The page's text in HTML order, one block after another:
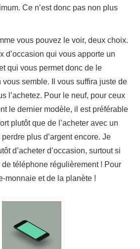
Ce n’est donc pas non plus
vous pouvez le voir, deux choix.
d’occasion qui vous apporte un
qui vous permet donc de le
vous semble. Il vous suffira juste de
l’achetez. Pour le neuf, pour ceux
le dernier modèle, il est préférable
plutôt que de l’acheter avec un
plus d’argent encore. Je
d’acheter d’occasion, surtout si
téléphone régulièrement ! Pour
monnaie et de la planète !